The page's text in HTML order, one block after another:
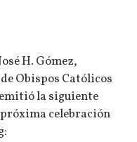
H. Gómez,
Obispos Católicos
la siguiente
celebración